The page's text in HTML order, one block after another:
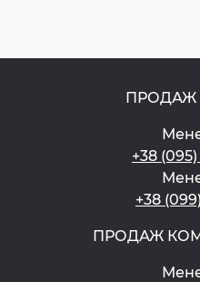
ПРОДАЖ
+38
+38
ПРОДАЖ